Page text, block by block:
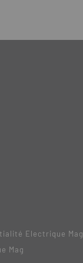
Electrique Mag
Mag